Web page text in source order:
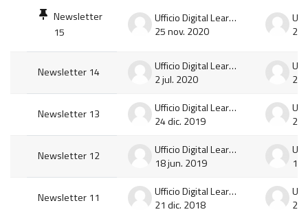
Newsletter
15
Ufficio Digital Learning e Multimedia
25 nov. 2020
25
Newsletter 14
Ufficio Digital Learning e Multimedia
2 jul. 2020
2
Newsletter 13
Ufficio Digital Learning e Multimedia
24 dic. 2019
24
Newsletter 12
Ufficio Digital Learning e Multimedia
18 jun. 2019
18
Newsletter 11
Ufficio Digital Learning e Multimedia
21 dic. 2018
21